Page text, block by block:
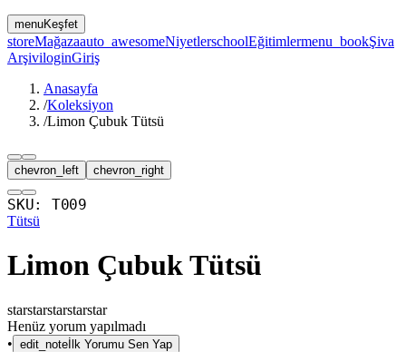
menuKeşfet
storeMağazaauto_awesomeNiyetlerschoolEğitimlermenu_bookŞiva
ArşiviloginGiriş
Anasayfa
/Koleksiyon
/Limon Çubuk Tütsü
chevron_left chevron_right
SKU: T009
Tütsü
Limon Çubuk Tütsü
starstarstarstarstar
Henüz yorum yapılmadı
• edit_note İlk Yorumu Sen Yap